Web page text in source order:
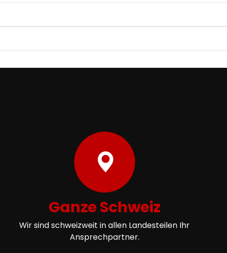
Ganze Schweiz
Wir sind schweizweit in allen Landesteilen Ihr
Ansprechpartner.